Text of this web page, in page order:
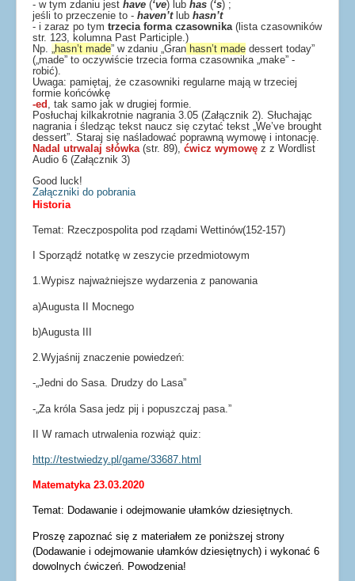
- w tym zdaniu jest have (‘ve) lub has (‘s) ;
jeśli to przeczenie to - haven’tlub hasn’t
- i zaraz po tym trzecia forma czasownika (lista czasowników
str. 123, kolumna Past Participle.)
Np.
hasn’t made” w zdaniu „Gran hasn’t made dessert today”
(„made” to oczywiście trzecia forma czasownika „make” -
robić).
Uwaga: pamiętaj, że czasowniki regularne mają w trzeciej
formie końcówkę
-ed
, tak samo jak w drugiej formie.
Posłuchaj kilkakrotnie nagrania 3.05 (Załącznik 2). Słuchając
nagrania i śledząc tekst naucz się czytać tekst „We’ve brought
dessert”. Staraj się naśladować poprawną wymowę i intonację.
Nadal utrwalaj słówka (str. 89), ćwicz wymowę z z Wordlist
Audio 6 (Załącznik 3)
Good luck!
Załączniki do pobrania
Historia
Temat: Rzeczpospolita pod rządami Wettinów(152-157)
I Sporządź notatkę w zeszycie przedmiotowym
1.Wypisz najważniejsze wydarzenia z panowania
a)Augusta II Mocnego
b)Augusta III
2.Wyjaśnij znaczenie powiedzeń:
-„Jedni do Sasa. Drudzy do Lasa”
-„Za króla Sasa jedz pij i popuszczaj pasa.”
II W ramach utrwalenia rozwiąż quiz:
http://testwiedzy.pl/game/33687.html
Matematyka 23.03.2020
Temat: Dodawanie i odejmowanie ułamków dziesiętnych.
Proszę zapoznać się z materiałem ze poniższej strony
(Dodawanie i odejmowanie ułamków dziesiętnych) i wykonać 6
dowolnych ćwiczeń. Powodzenia!